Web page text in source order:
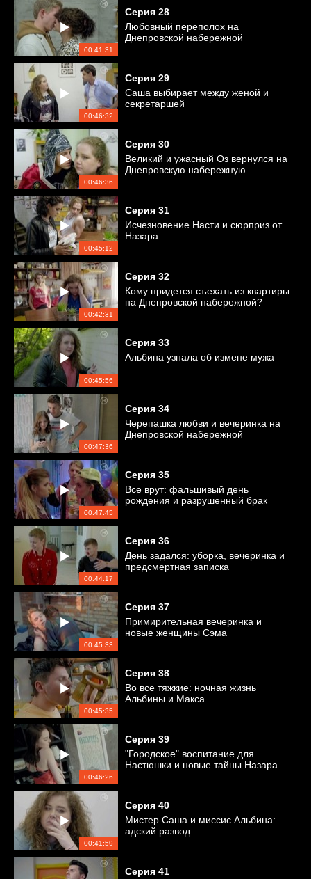
00:41:31
Серия 28
Любовный переполох на
Днепровской набережной
00:46:32
Серия 29
Саша выбирает между женой и
секретаршей
00:46:36
Серия 30
Великий и ужасный Оз вернулся на
Днепровскую набережную
00:45:12
Серия 31
Исчезновение Насти и сюрприз от
Назара
00:42:31
Серия 32
Кому придется съехать из квартиры
на Днепровской набережной?
00:45:56
Серия 33
Альбина узнала об измене мужа
00:47:36
Серия 34
Черепашка любви и вечеринка на
Днепровской набережной
00:47:45
Серия 35
Все врут: фальшивый день
рождения и разрушенный брак
00:44:17
Серия 36
День задался: уборка, вечеринка и
предсмертная записка
00:45:33
Серия 37
Примирительная вечеринка и
новые женщины Сэма
00:45:35
Серия 38
Во все тяжкие: ночная жизнь
Альбины и Макса
00:46:26
Серия 39
"Городское" воспитание для
Настюшки и новые тайны Назара
00:41:59
Серия 40
Мистер Саша и миссис Альбина:
адский развод
Серия 41